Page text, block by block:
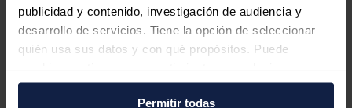
publicidad y contenido, investigación de audiencia y
desarrollo de servicios. Tiene la opción de seleccionar
quién usa sus datos y con qué propósitos. Puede
momento desde la Declaración de cookies o clicando en
el Menú de consentimiento.Permitir todas
Comienza el apagón nuclear en
España: el Gobierno inicia los
trabajos para desmantelar la central